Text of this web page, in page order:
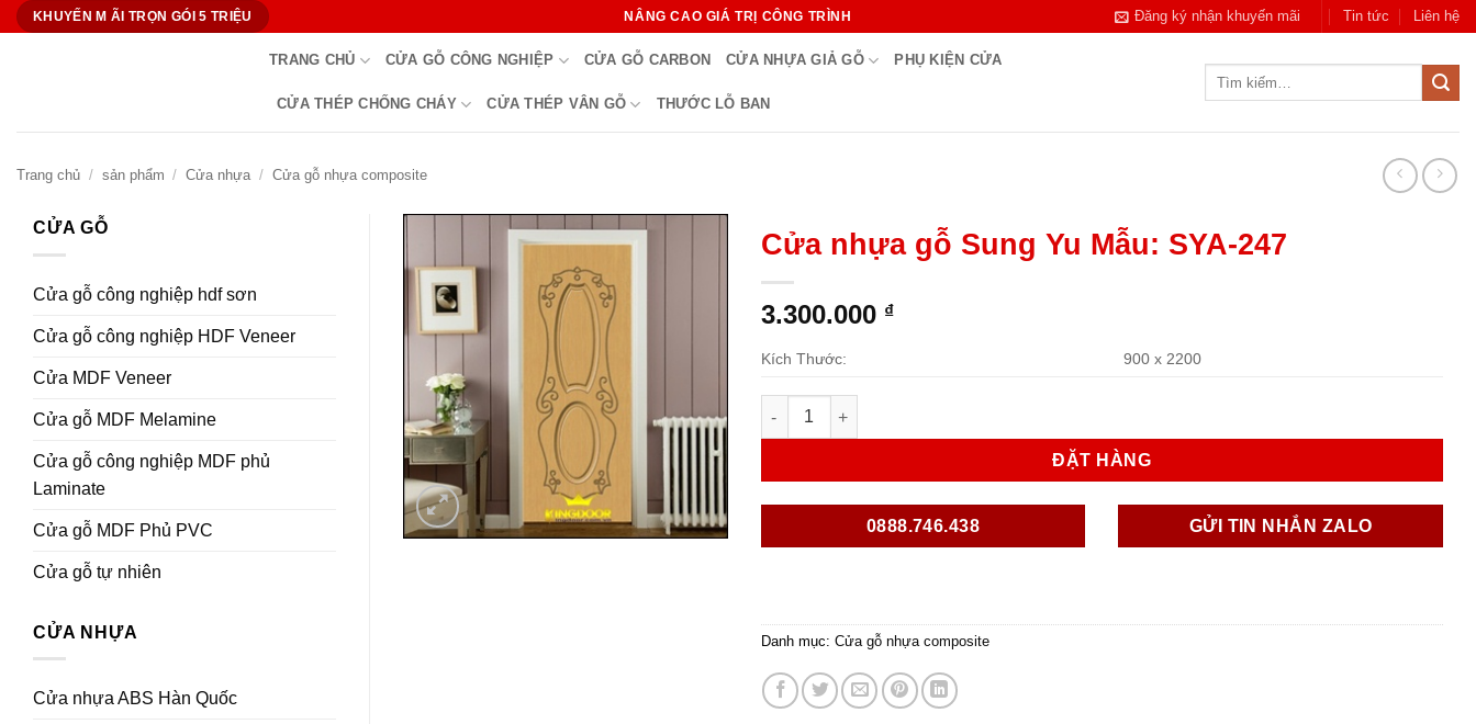
Bỏ
KHUYẾN M ÃI TRỌN GÓI 5 TRIỆU NÂNG CAO GIÁ TRỊ CÔNG TRÌNH Đăng ký nhận khuyến mãi Tin tức Liên hệ
TRANG CHỦ CỬA GỖ CÔNG NGHIỆP CỬA GỖ CARBON CỬA NHỰA GIẢ GỖ PHỤ KIỆN CỬA
CỬA THÉP CHỐNG CHÁY CỬA THÉP VÂN GỖ THƯỚC LỖ BAN
Trang chủ / sản phẩm / Cửa nhựa / Cửa gỗ nhựa composite
CỬA GỖ
Cửa gỗ công nghiệp hdf sơn
Cửa gỗ công nghiệp HDF Veneer
Cửa MDF Veneer
Cửa gỗ MDF Melamine
Cửa gỗ công nghiệp MDF phủ
Laminate
Cửa gỗ MDF Phủ PVC
Cửa gỗ tự nhiên
CỬA NHỰA
Cửa nhựa ABS Hàn Quốc
Cửa nhựa gỗ Sung Yu Mẫu: SYA-247
3.300.000 ₫
Kích Thước: 900 x 2200
Cửa nhựa gỗ Sung Yu Mẫu: SYA-247 số lượng
ĐẶT HÀNG
0888.746.438 GỬI TIN NHẮN ZALO
Danh mục: Cửa gỗ nhựa composite